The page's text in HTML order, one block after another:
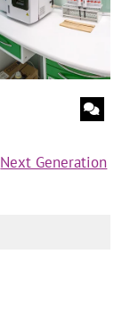
Next Generation